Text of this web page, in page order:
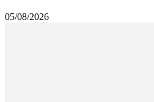
05/08/2026